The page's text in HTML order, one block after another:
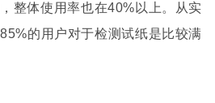
整体使用率也在40% 以上。从实
85%的用户对于检测试纸是比较满